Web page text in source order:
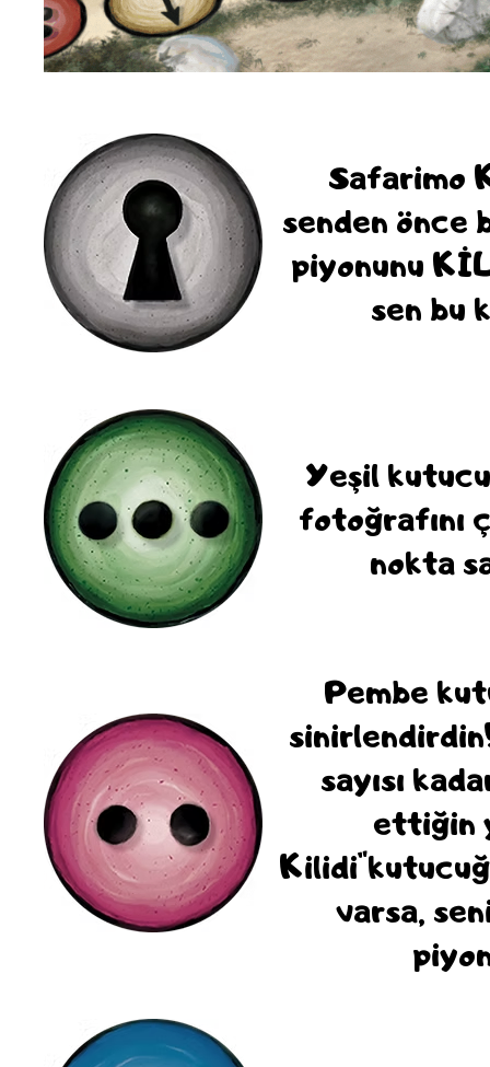
Safarimo
senden önce
piyonunu
sen bu
Yeşil
fotoğrafını
nokta
Pembe
sayısı
ettiğin
varsa,